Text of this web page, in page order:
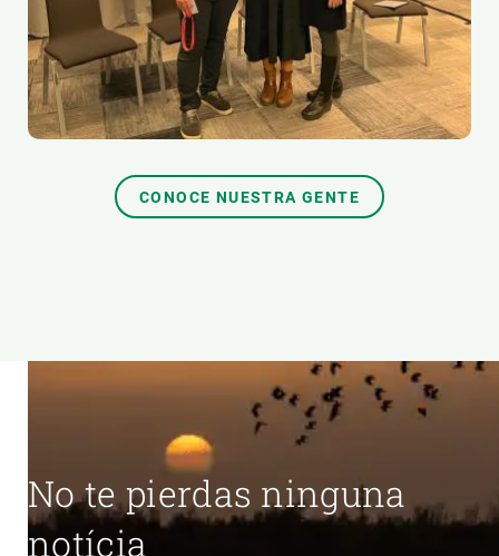
CONOCE NUESTRA GENTE
No te pierdas ninguna
notícia